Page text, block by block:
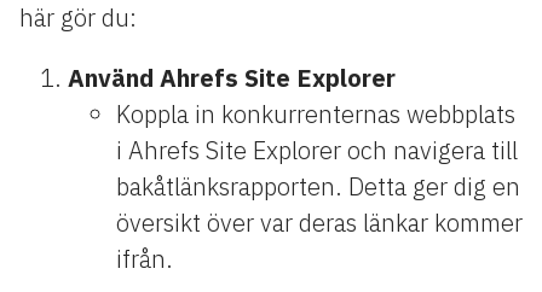
här gör du:
Använd Ahrefs Site Explorer
Koppla in konkurrenternas webbplats
i Ahrefs Site Explorer och navigera till
bakåtlänksrapporten. Detta ger dig en
översikt över var deras länkar kommer
ifrån.